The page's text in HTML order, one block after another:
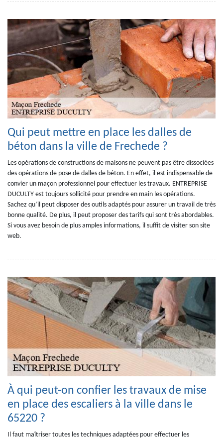
Qui peut mettre en place les dalles de
béton dans la ville de Frechede ?
Les opérations de constructions de maisons ne peuvent pas être dissociées
des opérations de pose de dalles de béton. En effet, il est indispensable de
convier un maçon professionnel pour effectuer les travaux. ENTREPRISE
DUCULTY est toujours sollicité pour prendre en main les opérations.
Sachez qu’il peut disposer des outils adaptés pour assurer un travail de très
bonne qualité. De plus, il peut proposer des tarifs qui sont très abordables.
Si vous avez besoin de plus amples informations, il suffit de visiter son site
web.
À qui peut-on confier les travaux de mise
en place des escaliers à la ville dans le
65220 ?
Il faut maîtriser toutes les techniques adaptées pour effectuer les